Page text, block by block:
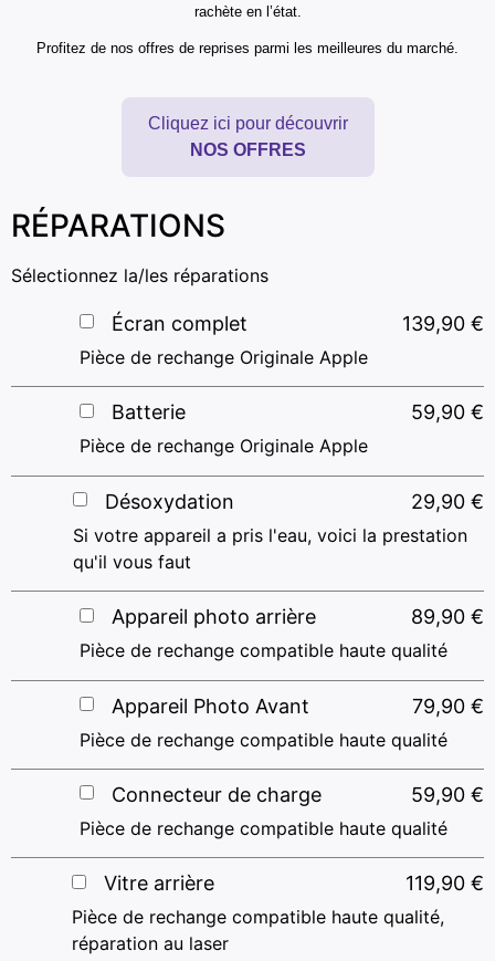
rachète en l’état.
Profitez de nos offres de reprises parmi les meilleures du marché.
Cliquez ici pour découvrir
NOS OFFRES
RÉPARATIONS
Sélectionnez la/les réparations
Écran complet 139,90 €
Pièce de rechange Originale Apple
Batterie 59,90 €
Pièce de rechange Originale Apple
Désoxydation 29,90 €
Si votre appareil a pris l'eau, voici la prestation
qu'il vous faut
Appareil photo arrière 89,90 €
Pièce de rechange compatible haute qualité
Appareil Photo Avant 79,90 €
Pièce de rechange compatible haute qualité
Connecteur de charge 59,90 €
Pièce de rechange compatible haute qualité
Vitre arrière 119,90 €
Pièce de rechange compatible haute qualité,
réparation au laser